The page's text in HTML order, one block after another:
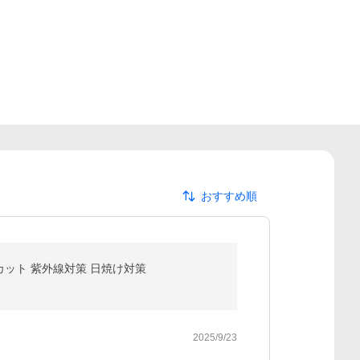
おすすめ順
ト 紫外線対策 日焼け対策
2025/9/23